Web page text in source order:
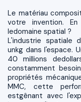
Le matériau
votre invention.
ledomaine spatial ?
L'industrie spatiale
unkg dans l'espace.
40 millions
constamment
propriétés
MMC, cette
estgênant avec